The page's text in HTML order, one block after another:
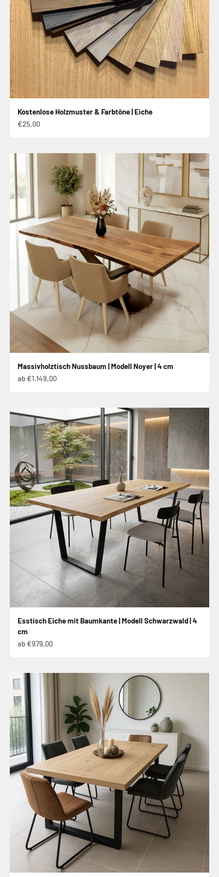
Kostenlose Holzmuster & Farbtöne | Eiche
Angebot
€25,00
Massivholztisch Nussbaum | Modell Noyer | 4 cm
Angebot
ab €1.149,00
Esstisch Eiche mit Baumkante | Modell Schwarzwald | 4
cm
Angebot
ab €979,00